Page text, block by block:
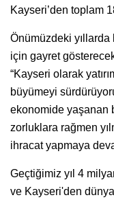
Kayseri’den toplam
Önümüzdeki yıllarda
için gayret
“Kayseri olarak
büyümeyi
ekonomide yaşanan
zorluklara rağmen
ihracat yapmaya
Geçtiğimiz yıl 4
ve Kayseri'den